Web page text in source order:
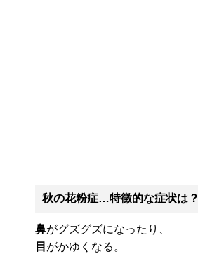
秋の花粉症…特徴的な症状は？
鼻がグズグズになったり、
目 がかゆくなる。